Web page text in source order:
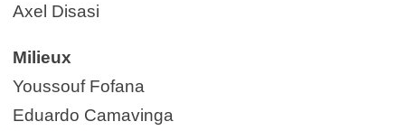
Axel Disasi
Milieux
Youssouf Fofana
Eduardo Camavinga